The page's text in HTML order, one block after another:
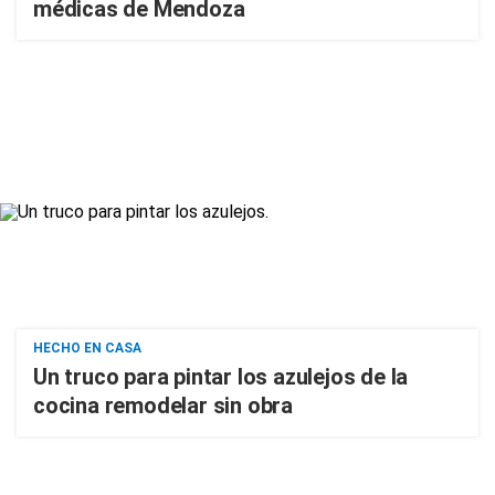
médicas de Mendoza
HECHO EN CASA
Un truco para pintar los azulejos de la
cocina remodelar sin obra